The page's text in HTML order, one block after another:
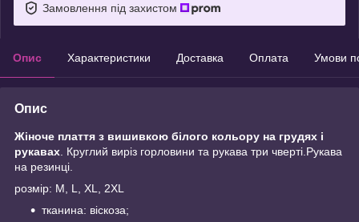
Замовлення під захистом
Опис Характеристики Доставка Оплата Умови
Опис
Жіноче плаття з вишивкою білого кольору на грудях і
рукавах . Круглий виріз горловини та рукава три чверті.Рукава
на резинці.
розмір: M, L, XL, 2XL
тканина: віскоза;